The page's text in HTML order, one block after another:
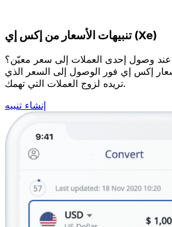
تنبيهات الأسعار من إكس إي (Xe)
عند وصول إحدى العملات إلى سعر معيّن؟
إكس إي فور الوصول إلى السعر الذي
تريده لزوج العملات التي تهمك.
إنشاء تنبيه